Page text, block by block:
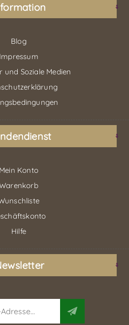
Blog
Impressum
und Soziale Medien
Mein Konto
Hilfe